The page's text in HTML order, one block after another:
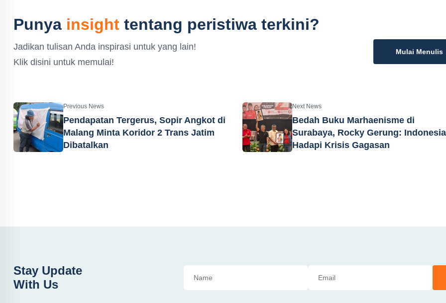
Punya insight tentang peristiwa terkini?
Jadikan tulisan Anda inspirasi untuk yang lain!
Klik disini untuk memulai!
Mulai Menulis
Previous News
Pendapatan Tergerus, Sopir Angkot di
Malang Minta Koridor 2 Trans Jatim
Dibatalkan
Next News
Bedah Buku Marhaenisme di
Surabaya, Rocky Gerung: Indonesia
Hadapi Krisis Gagasan
Stay Update
With Us